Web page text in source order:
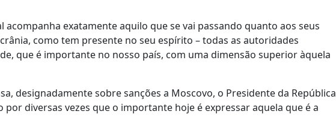
acompanha exatamente aquilo que se vai passando quanto aos seus
como tem presente no seu espírito – todas as autoridades
que é importante no nosso país, com uma dimensão superior àquela
designadamente sobre sanções a Moscovo, o Presidente da República
diversas vezes que o importante hoje é expressar aquela que é a